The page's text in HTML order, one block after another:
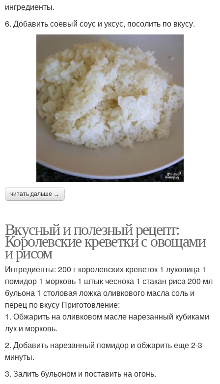
ингредиенты.
6. Добавить соевый соус и уксус, посолить по вкусу.
читать дальше →
Вкусный и полезный рецепт:
Королевские креветки с овощами
и рисом
Ингредиенты: 200 г королевских креветок 1 луковица 1
помидор 1 морковь 1 штык чеснока 1 стакан риса 200 мл
бульона 1 столовая ложка оливкового масла соль и
перец по вкусу Приготовление:
1. Обжарить на оливковом масле нарезанный кубиками
лук и морковь.
2. Добавить нарезанный помидор и обжарить еще 2-3
минуты.
3. Залить бульоном и поставить на огонь.